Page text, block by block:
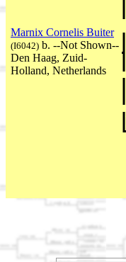
Marnix Cornelis Buiter
(I6042) b. --Not Shown--
Den Haag, Zuid-
Holland, Netherlands